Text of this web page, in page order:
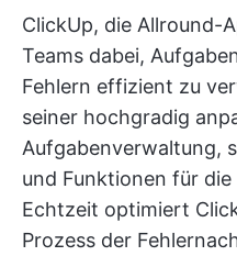
ClickUp, die Allround-
Teams dabei,
Fehlern effizient zu
seiner hochgradig
Aufgabenverwaltung,
und Funktionen für
Echtzeit optimiert
Prozess der